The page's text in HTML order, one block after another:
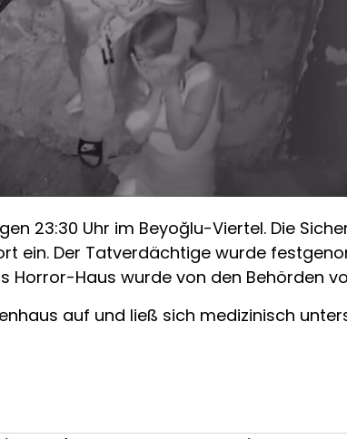
23:30 Uhr im Beyoğlu-Viertel. Die
ein. Der Tatverdächtige wurde
Haus wurde von den Behörden
auf und ließ sich medizinisch